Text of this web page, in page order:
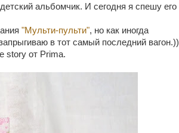
альбомчик. И сегодня я спешу его
"Мульти-пульти", но как иногда
в тот самый последний вагон.))
story от Prima.